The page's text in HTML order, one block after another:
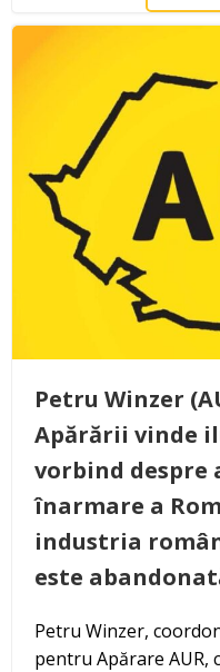
Petru Winzer
Apărării vinde
vorbind despre
înarmare a
industria
este
Petru Winzer,
pentru Apărare AUR,